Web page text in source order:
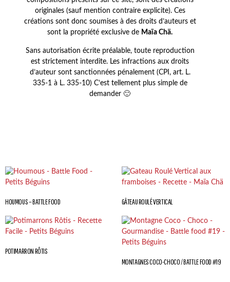
originales (sauf mention contraire explicite). Ces
créations sont donc soumises à des droits d’auteurs et
sont la propriété exclusive de Maïa Chä.
Sans autorisation écrite préalable, toute reproduction
est strictement interdite. Les infractions aux droits
d’auteur sont sanctionnées pénalement (CPI, art. L.
335-1 à L. 335-10) C’est tellement plus simple de
demander 🙂
HOUMOUS – BATTLE FOOD GÂTEAU ROULÉ VERTICAL
POTIMARRON RÔTIS
MONTAGNES COCO-CHOCO / BATTLE FOOD #19